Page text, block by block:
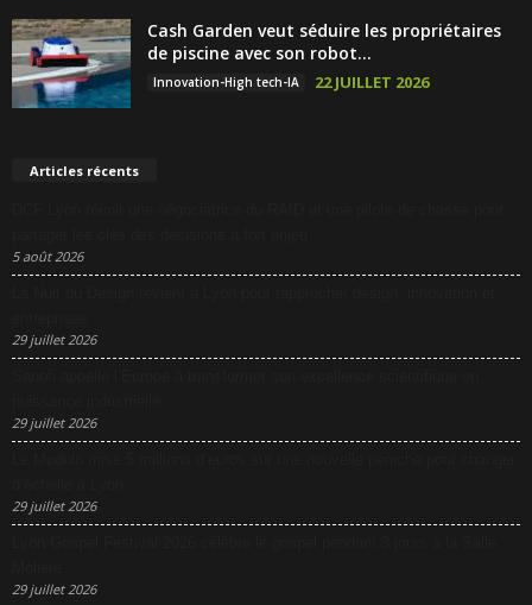
Cash Garden veut séduire les propriétaires
de piscine avec son robot...
Innovation-High tech-IA 22 JUILLET 2026
Articles récents
5 août 2026
29 juillet 2026
29 juillet 2026
29 juillet 2026
29 juillet 2026